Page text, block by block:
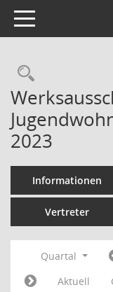
Toggle navigation
2023
Informationen
Vertreter
Quartal
Aktuell